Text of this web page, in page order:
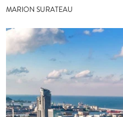
MARION SURATEAU